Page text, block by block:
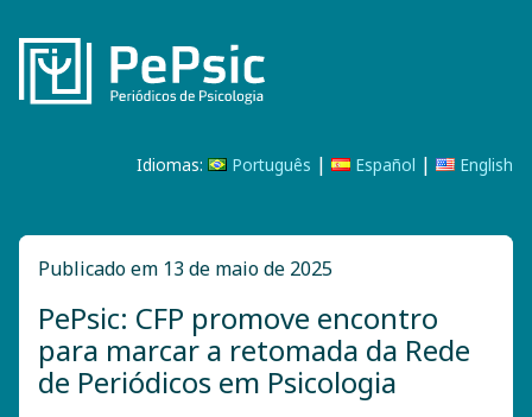
Idiomas: Português | Español | English
Publicado em 13 de maio de 2025
PePsic: CFP promove encontro
para marcar a retomada da Rede
de Periódicos em Psicologia